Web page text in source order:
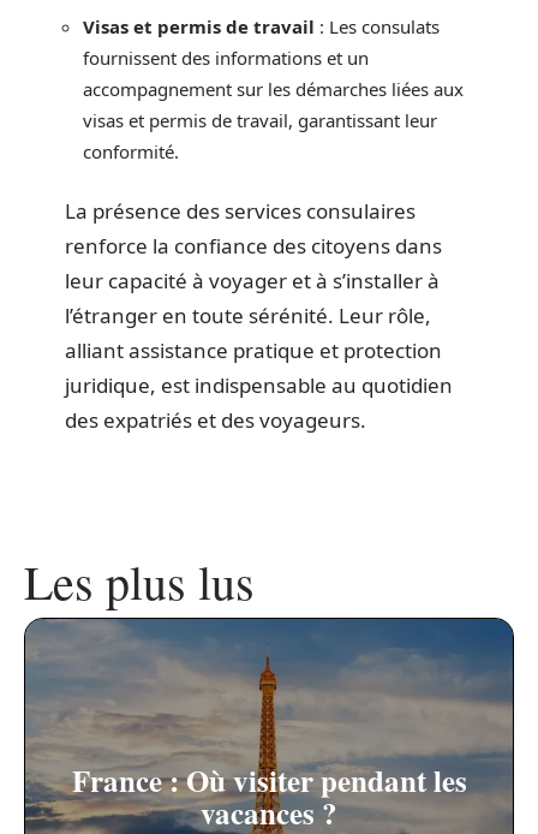
Visas et permis de travail : Les consulats
fournissent des informations et un
accompagnement sur les démarches liées aux
visas et permis de travail, garantissant leur
conformité.
La présence des services consulaires
renforce la confiance des citoyens dans
leur capacité à voyager et à s’installer à
l’étranger en toute sérénité. Leur rôle,
alliant assistance pratique et protection
juridique, est indispensable au quotidien
des expatriés et des voyageurs.
Les plus lus
France : Où visiter pendant les
vacances ?